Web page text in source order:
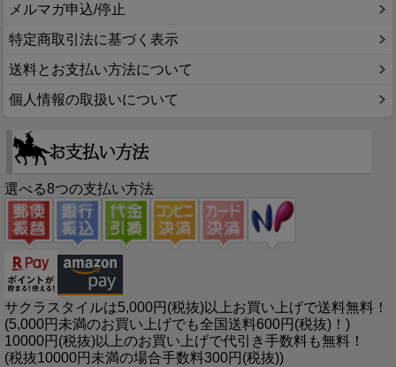
メルマガ申込/停止
特定商取引法に基づく表示
送料とお支払い方法について
個人情報の取扱いについて
選べる8つの支払い方法
サクラスタイルは5,000円(税抜)以上お買い上げで送料無料！
(5,000円未満のお買い上げでも全国送料600円(税抜)！)
10000円(税抜)以上のお買い上げで代引き手数料も無料！
(税抜10000円未満の場合手数料300円(税抜))